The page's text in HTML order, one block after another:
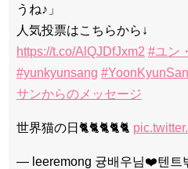
うね♪」
人気投票はこちらから↓
https://t.co/AlQJDfJxm2 #ユン
#yunkyunsang
サンからのメッセージ
世界猫の日🐈🐈🐈🐈🐈
— leeremong 귱배우님❤️텐트